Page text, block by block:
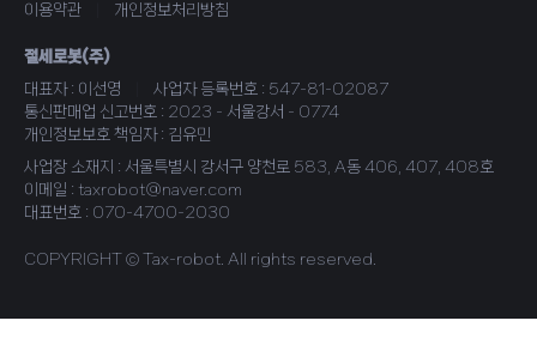
이용약관 개인정보처리방침
절세로봇(주)
대표자 : 이선영
사업자 등록번호 : 547-81-02087
통신판매업 신고번호 : 2023 - 서울강서 - 0774
개인정보보호 책임자 : 김유민
사업장 소재지 : 서울특별시 강서구 양천로 583, A동 406, 407, 408호
이메일 : taxrobot@naver.com
대표번호 : 070-4700-2030
COPYRIGHT © Tax-robot. All rights reserved.